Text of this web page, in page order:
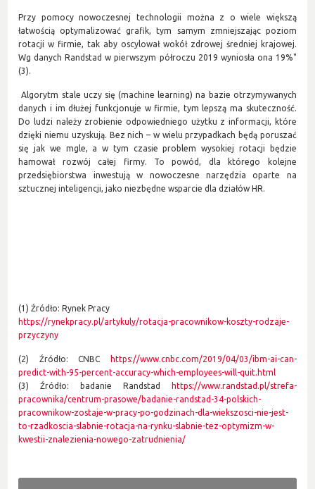
Przy pomocy nowoczesnej technologii można z o wiele większą
łatwością optymalizować grafik, tym samym zmniejszając poziom
rotacji w firmie, tak aby oscylował wokół zdrowej średniej krajowej.
Wg danych Randstad w pierwszym półroczu 2019 wyniosła ona 19%"
(3).
Algorytm stale uczy się (machine learning) na bazie otrzymywanych
danych i im dłużej funkcjonuje w firmie, tym lepszą ma skuteczność.
Do ludzi należy zrobienie odpowiedniego użytku z informacji, które
dzięki niemu uzyskują. Bez nich – w wielu przypadkach będą poruszać
się jak we mgle, a w tym czasie problem wysokiej rotacji będzie
hamował rozwój całej firmy. To powód, dla którego kolejne
przedsiębiorstwa inwestują w nowoczesne narzędzia oparte na
sztucznej inteligencji, jako niezbędne wsparcie dla działów HR.
(1) Źródło: Rynek Pracy
https://rynekpracy.pl/artykuly/rotacja-pracownikow-koszty-rodzaje-
przyczyny
(2) Źródło: CNBC
https://www.cnbc.com/2019/04/03/ibm-ai-can-
predict-with-95-percent-accuracy-which-employees-will-quit.html
(3) Źródło: badanie Randstad
https://www.randstad.pl/strefa-
pracownika/centrum-prasowe/badanie-randstad-34-polskich-
pracownikow-zostaje-w-pracy-po-godzinach-dla-wiekszosci-nie-jest-
to-rzadkoscia-slabnie-rotacja-na-rynku-slabnie-tez-optymizm-w-
kwestii-znalezienia-nowego-zatrudnienia/